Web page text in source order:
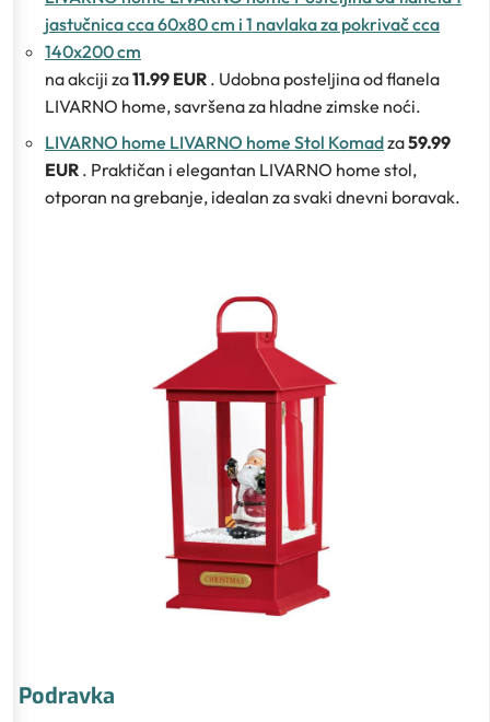
jastučnica cca 60x80 cm i 1 navlaka za pokrivač cca
140x200 cm
na akciji za11.99 EUR . Udobna posteljina od flanela
LIVARNO home, savršena za hladne zimske noći.
LIVARNO home LIVARNO home Stol Komadza59.99
EUR . Praktičan i elegantan LIVARNO home stol,
otporan na grebanje, idealan za svaki dnevni boravak.
Podravka